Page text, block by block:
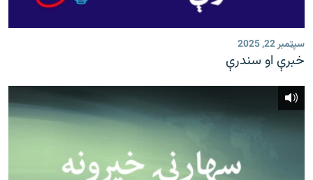
سپټمبر 22, 2025
خبرې او سندرې